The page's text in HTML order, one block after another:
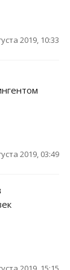
2019, 10:33
2019, 03:49